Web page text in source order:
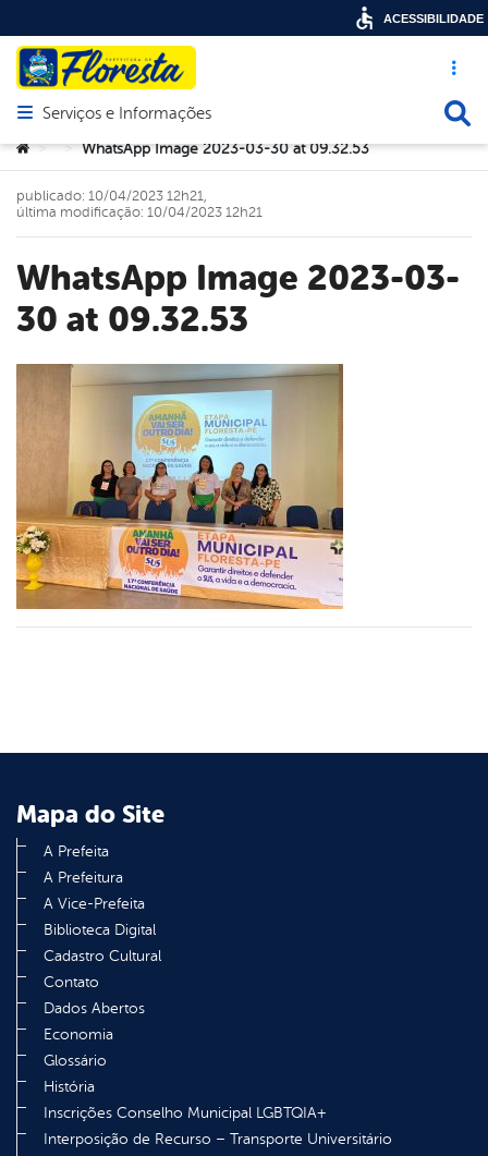
Acesso
Abrir menu principal de navegação
Serviços e Informações
Você está aqui:
> > WhatsApp Image 2023-03-30 at 09.32.53
WhatsApp Image 2023-03-
30 at 09.32.53
publicado: 10/04/2023 12h21,
última modificação: 10/04/2023 12h21
Mapa do Site
A Prefeita
A Prefeitura
A Vice-Prefeita
Biblioteca Digital
Cadastro Cultural
Contato
Dados Abertos
Economia
Glossário
História
Inscrições Conselho Municipal LGBTQIA+
Interposição de Recurso – Transporte Universitário
ACESSIBILIDADE